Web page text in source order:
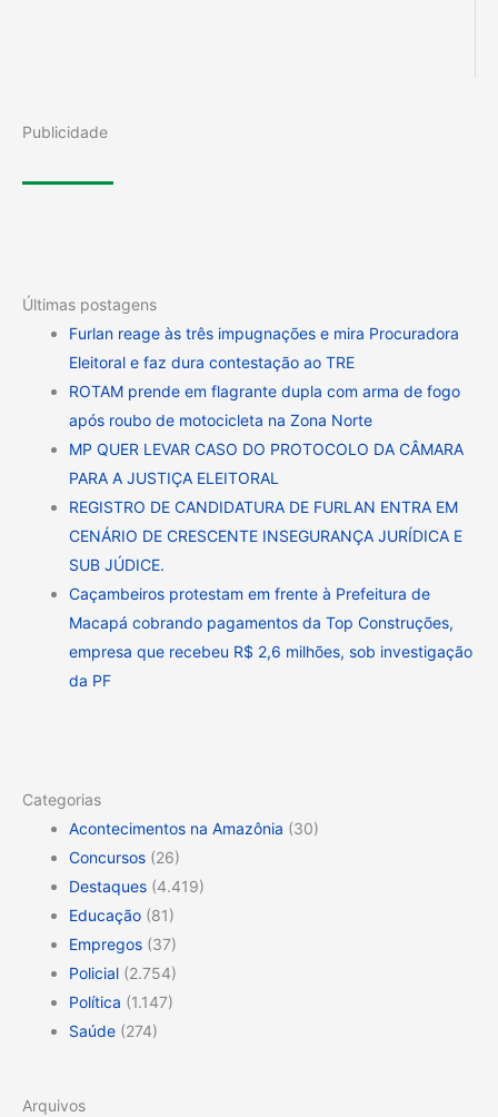
Publicidade
Últimas postagens
Furlan reage às três impugnações e mira Procuradora
Eleitoral e faz dura contestação ao TRE
ROTAM prende em flagrante dupla com arma de fogo
após roubo de motocicleta na Zona Norte
MP QUER LEVAR CASO DO PROTOCOLO DA CÂMARA
PARA A JUSTIÇA ELEITORAL
REGISTRO DE CANDIDATURA DE FURLAN ENTRA EM
CENÁRIO DE CRESCENTE INSEGURANÇA JURÍDICA E
SUB JÚDICE.
Caçambeiros protestam em frente à Prefeitura de
Macapá cobrando pagamentos da Top Construções,
empresa que recebeu R$ 2,6 milhões, sob investigação
da PF
Categorias
Acontecimentos na Amazônia (30)
Concursos (26)
Destaques (4.419)
Educação (81)
Empregos (37)
Policial (2.754)
Política (1.147)
Saúde (274)
Arquivos